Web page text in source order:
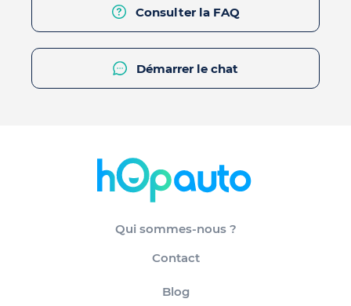
Consulter la FAQ
Démarrer le chat
Qui sommes-nous ?
Contact
Blog